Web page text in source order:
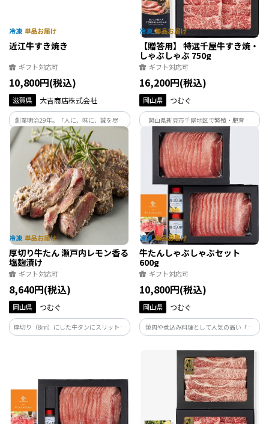
近江牛すき焼き
ギフト対応可
10,800円(税込)
滋賀県 大吉商店株式会社
創業明治29年。「人に、味に、誠を尽く
す」をモットーに、自社牧場での肥育か
ら自社での加工、商品化、配送の一環流
通で日々近江牛の「美味しさを」お客様
にお届けできますよう一生懸命頑張って
おります。
【贈答用】 特選千屋牛すき焼・
しゃぶしゃぶ 750g
ギフト対応可
16,200円(税込)
岡山県 つむぐ
岡山県新見市千屋地区で繁殖・肥育さ
れ、日本最古の和牛のルーツといわれる
蔓牛（つるうし）、「竹の谷蔓（たけの
たにつる）」の血統を引く年間生産頭数
７００頭に満たない希少価値の高い「千
屋牛」をお届け。
厚切り牛たん 瀬戸内レモン香る
塩麹漬け
ギフト対応可
8,640円(税込)
岡山県 つむぐ
厚切り（8㎜）にした牛タンにスリット加
工を行い、瀬戸内レモンやハーブの爽や
わらかく仕上げました
牛たんしゃぶしゃぶセット
600g
ギフト対応可
10,800円(税込)
岡山県 つむぐ
焼肉や煮込み料理として人気の高い「牛
タン」を、しゃぶしゃぶに仕立てました